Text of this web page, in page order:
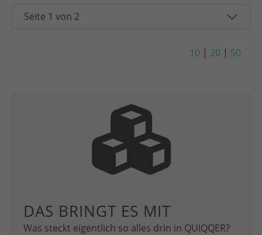
10 | 20 | 50
DAS BRINGT ES MIT
Was steckt eigentlich so alles drin in QUIQQER?